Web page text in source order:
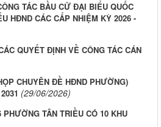
TÁC BẦU CỬ ĐẠI BIỂU QUỐC
HĐND CÁC CẤP NHIỆM KỲ 2026 -
QUYẾT ĐỊNH VỀ CÔNG TÁC CÁN
CHUYÊN ĐỀ HĐND PHƯỜNG)
(29/06/2026)
TÂN TRIỀU CÓ 10 KHU